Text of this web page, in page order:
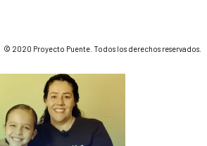
© 2020 Proyecto Puente. Todos los derechos reservados.